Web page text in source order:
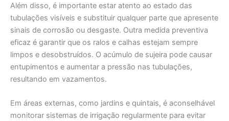
Além disso, é importante estar atento ao estado das
tubulações visíveis e substituir qualquer parte que apresente
sinais de corrosão ou desgaste. Outra medida preventiva
eficaz é garantir que os ralos e calhas estejam sempre
limpos e desobstruídos. O acúmulo de sujeira pode causar
entupimentos e aumentar a pressão nas tubulações,
resultando em vazamentos.
Em áreas externas, como jardins e quintais, é aconselhável
monitorar sistemas de irrigação regularmente para evitar